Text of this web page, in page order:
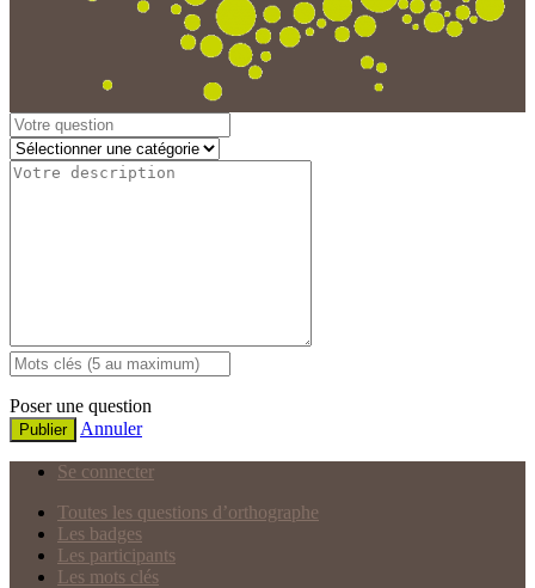
Poser une question
Publier Annuler
Se connecter
Toutes les questions d’orthographe
Les badges
Les participants
Les mots clés